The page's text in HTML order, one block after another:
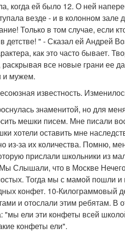
когда ей было 12. О ней
везде - и в колонном зале
Только в том случае, если
детстве! " - Сказал ей Андрей
как это часто бывает.
раскрывая все новые грани ее
и мужем.
известность.
знаменитой, но для
мешки писем. Мне писали
хотели оставить мне
из-за их количества. Помню,
прислали школьники из
Слышали, что в Москве
Тогда мы с мамой пошли и
конфет. 10-Килограммовый
и отослали этим ребятам. В
"мы ели эти конфеты всей
конфеты ели".